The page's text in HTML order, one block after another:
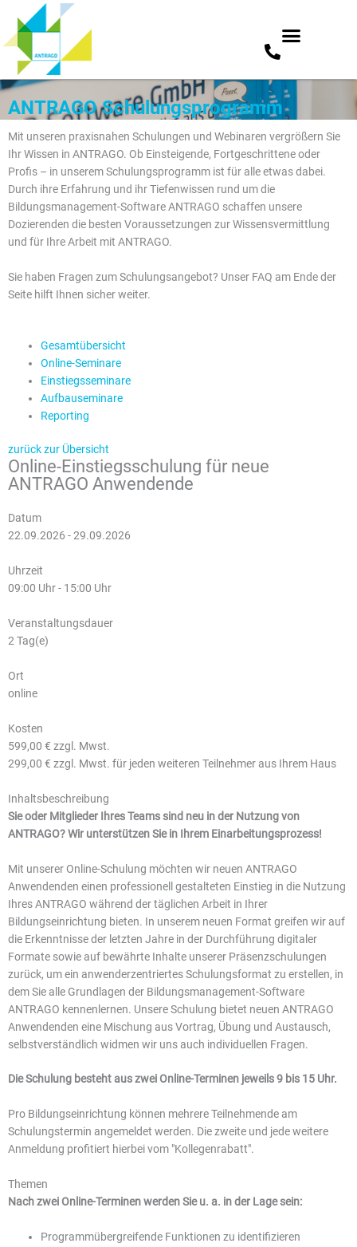
Zum
Inhalt
springen
ANTRAGO Schulungsprogramm
Mit unseren praxisnahen Schulungen und Webinaren vergrößern Sie
Ihr Wissen in ANTRAGO. Ob Einsteigende, Fortgeschrittene oder
Profis – in unserem Schulungsprogramm ist für alle etwas dabei.
Durch ihre Erfahrung und ihr Tiefenwissen rund um die
Bildungsmanagement-Software ANTRAGO schaffen unsere
Dozierenden die besten Voraussetzungen zur Wissensvermittlung
und für Ihre Arbeit mit ANTRAGO.
Sie haben Fragen zum Schulungsangebot? Unser FAQ am Ende der
Seite hilft Ihnen sicher weiter.
Gesamtübersicht
Online-Seminare
Einstiegsseminare
Aufbauseminare
Reporting
zurück zur Übersicht
Online-Einstiegsschulung für neue
ANTRAGO Anwendende
Datum
22.09.2026 - 29.09.2026
Uhrzeit
09:00 Uhr - 15:00 Uhr
Veranstaltungsdauer
2 Tag(e)
Ort
online
Kosten
599,00 € zzgl. Mwst.
299,00 € zzgl. Mwst. für jeden weiteren Teilnehmer aus Ihrem Haus
Inhaltsbeschreibung
Sie oder Mitglieder Ihres Teams sind neu in der Nutzung von
ANTRAGO? Wir unterstützen Sie in Ihrem Einarbeitungsprozess!
Mit unserer Online-Schulung möchten wir neuen ANTRAGO
Anwendenden einen professionell gestalteten Einstieg in die Nutzung
Ihres ANTRAGO während der täglichen Arbeit in Ihrer
Bildungseinrichtung bieten. In unserem neuen Format greifen wir auf
die Erkenntnisse der letzten Jahre in der Durchführung digitaler
Formate sowie auf bewährte Inhalte unserer Präsenzschulungen
zurück, um ein anwenderzentriertes Schulungsformat zu erstellen, in
dem Sie alle Grundlagen der Bildungsmanagement-Software
ANTRAGO kennenlernen. Unsere Schulung bietet neuen ANTRAGO
Anwendenden eine Mischung aus Vortrag, Übung und Austausch,
selbstverständlich widmen wir uns auch individuellen Fragen.
Die Schulung besteht aus zwei Online-Terminen jeweils 9 bis 15 Uhr.
Pro Bildungseinrichtung können mehrere Teilnehmende am
Schulungstermin angemeldet werden. Die zweite und jede weitere
Anmeldung profitiert hierbei vom "Kollegenrabatt".
Themen
Nach zwei Online-Terminen werden Sie u. a. in der Lage sein:
Programmübergreifende Funktionen zu identifizieren